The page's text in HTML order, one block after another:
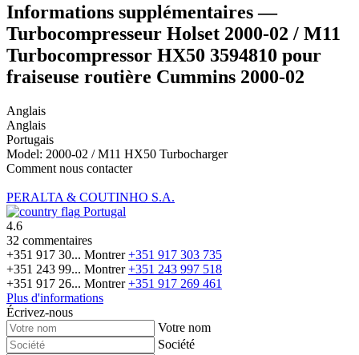
Informations supplémentaires —
Turbocompresseur Holset 2000-02 / M11
Turbocompressor HX50 3594810 pour
fraiseuse routière Cummins 2000-02
Anglais
Anglais
Portugais
Model: 2000-02 / M11 HX50 Turbocharger
Comment nous contacter
PERALTA & COUTINHO S.A.
Portugal
4.6
32 commentaires
+351 917 30... Montrer+351 917 303 735
+351 243 99... Montrer+351 243 997 518
+351 917 26... Montrer+351 917 269 461
Plus d'informations
Écrivez-nous
Votre nom
Société